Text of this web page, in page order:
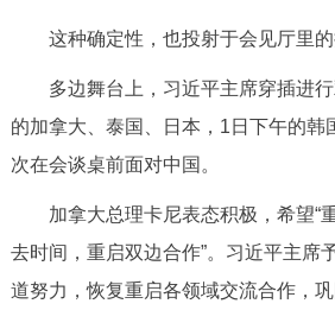
这种确定性，也投射于会见厅里的
多边舞台上，习近平主席穿插进
的加拿大、泰国、日本，1日下午的韩
次在会谈桌前面对中国。
加拿大总理卡尼表态积极，希望“
去时间，重启双边合作”。习近平主席
道努力，恢复重启各领域交流合作，